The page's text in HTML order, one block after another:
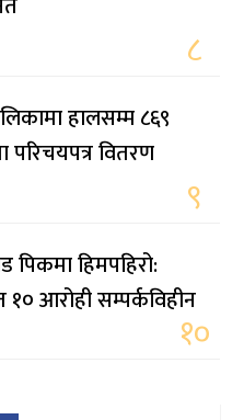
८
हालसम्म ८६९
परिचयपत्र वितरण
९
पिकमा हिमपहिरो:
१० आरोही सम्पर्कविहीन
१०